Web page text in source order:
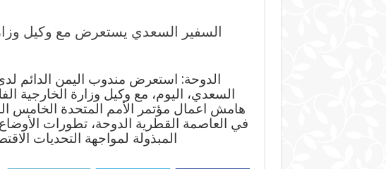
السفير السعدي يستعرض مع وكيل
الدوحة: استعرض مندوب اليمن الدائم
السعدي، اليوم، مع وكيل وزارة الخارجية
هامش اعمال مؤتمر الأمم المتحدة الخامس
في العاصمة القطرية الدوحة، تطورات
المبذولة لمواجهة التحديات